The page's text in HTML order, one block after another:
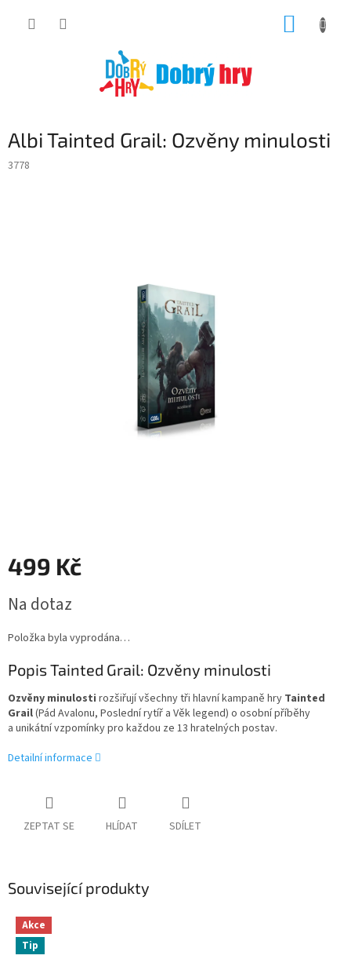
Albi Tainted Grail: Ozvěny minulosti
3778
499 Kč
cena:
Na dotaz
Položka byla vyprodána…
Popis Tainted Grail: Ozvěny minulosti
Ozvěny minulosti rozšiřují všechny tři hlavní kampaně hry Tainted
Grail(Pád Avalonu, Poslední rytíř a Věk legend) o osobní příběhy
a unikátní vzpomínky pro každou ze 13 hratelných postav.
Detailní informace
ZEPTAT SE HLÍDAT SDÍLET
Související produkty
Akce
Tip